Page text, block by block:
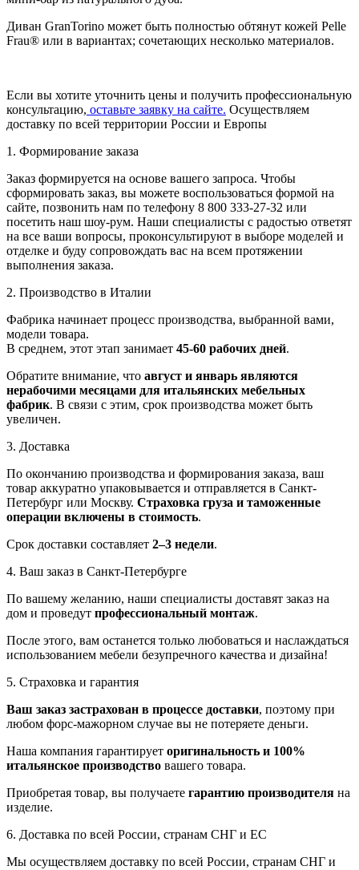
Диван GranTorino может быть полностью обтянут кожей Pelle
Frau® или в вариантах; сочетающих несколько материалов.
Если вы хотите уточнить цены и получить профессиональную
консультацию, оставьте заявку на сайте. Осуществляем
доставку по всей территории России и Европы
1. Формирование заказа
Заказ формируется на основе вашего запроса. Чтобы
сформировать заказ, вы можете воспользоваться формой на
сайте, позвонить нам по телефону 8 800 333-27-32 или
посетить наш шоу-рум. Наши специалисты с радостью ответят
на все ваши вопросы, проконсультируют в выборе моделей и
отделке и буду сопровождать вас на всем протяжении
выполнения заказа.
2. Производство в Италии
Фабрика начинает процесс производства, выбранной вами,
модели товара.
В среднем, этот этап занимает 45-60 рабочих дней.
Обратите внимание, что август и январь являются
нерабочими месяцами для итальянских мебельных
фабрик. В связи с этим, срок производства может быть
увеличен.
3. Доставка
По окончанию производства и формирования заказа, ваш
товар аккуратно упаковывается и отправляется в Санкт-
Петербург или Москву. Страховка груза и таможенные
операции включены в стоимость.
Срок доставки составляет 2–3 недели.
4. Ваш заказ в Санкт-Петербурге
По вашему желанию, наши специалисты доставят заказ на
дом и проведут профессиональный монтаж.
После этого, вам останется только любоваться и наслаждаться
использованием мебели безупречного качества и дизайна!
5. Страховка и гарантия
Ваш заказ застрахован в процессе доставки, поэтому при
любом форс-мажорном случае вы не потеряете деньги.
Наша компания гарантирует оригинальность и 100%
итальянское производство вашего товара.
Приобретая товар, вы получаете гарантию производителя на
изделие.
6. Доставка по всей России, странам СНГ и ЕС
Мы осуществляем доставку по всей России, странам СНГ и